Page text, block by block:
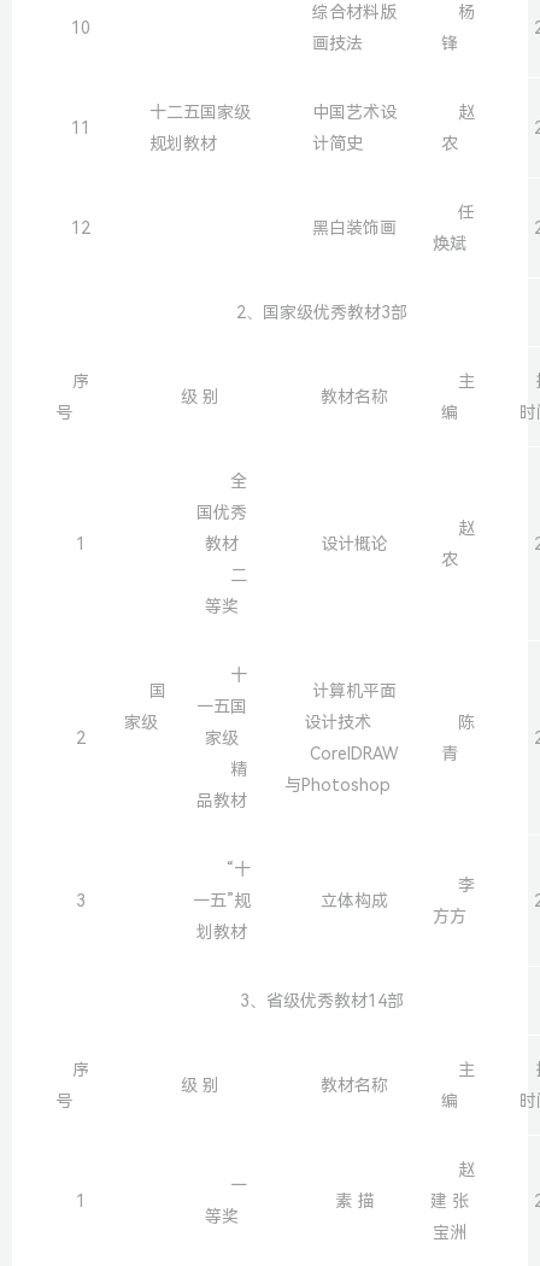
10
十二五国家级
规划教材
综合材料版
画技法
杨
锋
11
中国艺术设
计简史
赵
农
12 黑白装饰画
任
焕斌
2、国家级优秀教材3部
序
号
级 别 教材名称
主
编
1
国
家级
全
国优秀
教材
二
等奖
设计概论
赵
农
2
十
一五国
家级
精
品教材
计算机平面
设计技术
CorelDRAW
与Photoshop
陈
青
3
“十
一五”规
划教材
立体构成
李
方方
3、省级优秀教材14部
序
号
级 别 教材名称
主
编
1
一
等奖
素 描
赵
建 张
宝洲